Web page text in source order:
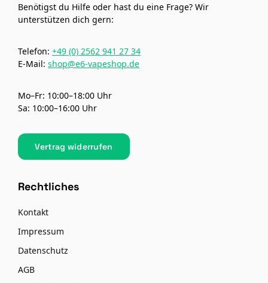
Benötigst du Hilfe oder hast du eine Frage? Wir
unterstützen dich gern:
Telefon: +49 (0) 2562 941 27 34
E-Mail: shop@e6-vapeshop.de
Mo–Fr: 10:00–18:00 Uhr
Sa: 10:00–16:00 Uhr
Vertrag widerrufen
Rechtliches
Kontakt
Impressum
Datenschutz
AGB